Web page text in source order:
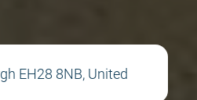
EH28 8NB, United